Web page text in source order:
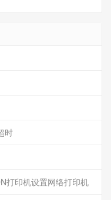
时
打印机设置网络打印机